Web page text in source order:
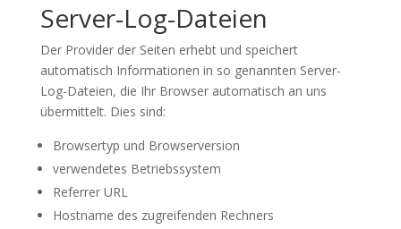
Server-Log-Dateien
Der Provider der Seiten erhebt und speichert
automatisch Informationen in so genannten Server-
Log-Dateien, die Ihr Browser automatisch an uns
übermittelt. Dies sind:
Browsertyp und Browserversion
verwendetes Betriebssystem
Referrer URL
Hostname des zugreifenden Rechners